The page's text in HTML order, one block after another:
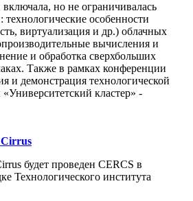
но не ограничивалась
особенности
виртуализация и др.) облачных
вычисления и
и обработка сверхбольших
Также в рамках конференции
и демонстрация технологической
кластер» -
будет проведен CERCS в
Технологического института